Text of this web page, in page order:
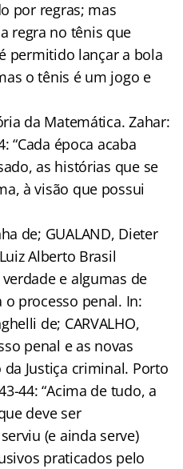
por regras; mas
regra no tênis que
permitido lançar a bola
o tênis é um jogo e
da Matemática. Zahar:
“Cada época acaba
as histórias que se
à visão que possui
de; GUALAND, Dieter
Alberto Brasil
e algumas de
o processo penal. In:
de; CARVALHO,
penal e as novas
Justiça criminal. Porto
44: “Acima de tudo, a
deve ser
(e ainda serve)
praticados pelo